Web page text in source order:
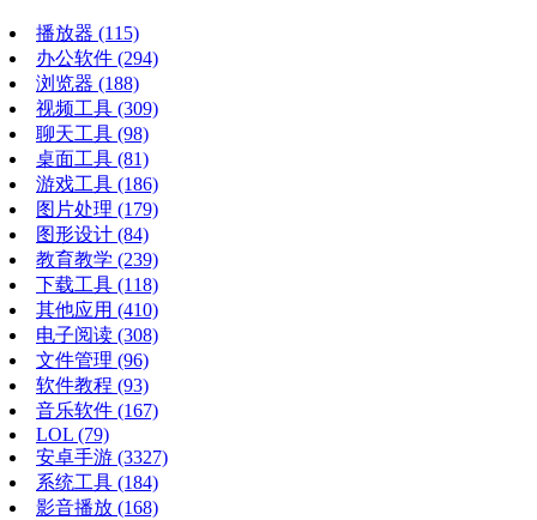
播放器 (115)
办公软件 (294)
浏览器 (188)
视频工具 (309)
聊天工具 (98)
桌面工具 (81)
游戏工具 (186)
图片处理 (179)
图形设计 (84)
教育教学 (239)
下载工具 (118)
其他应用 (410)
电子阅读 (308)
文件管理 (96)
软件教程 (93)
音乐软件 (167)
LOL (79)
安卓手游 (3327)
系统工具 (184)
影音播放 (168)